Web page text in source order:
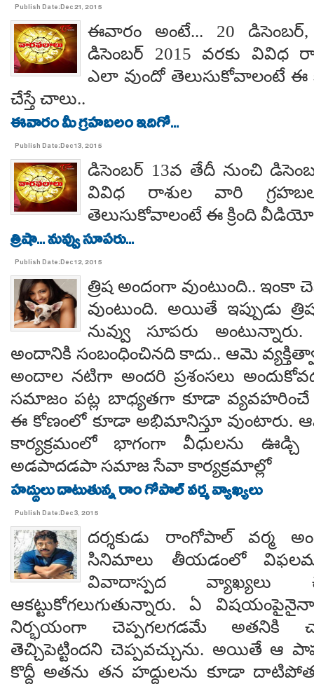
Publish Date:Dec 21, 2015
ఈవారం అంటే... 20 డిసెంబర్,
డిసెంబర్ 2015 వరకు వివిధ
ఎలా వుందో తెలుసుకోవాలంటే ఈ
చేస్తే చాలు..
ఈవారం మీ గ్రహబలం ఇదిగో...
Publish Date:Dec 13, 2015
డిసెంబర్ 13వ తేదీ నుంచి
వివిధ రాశుల వారి
తెలుసుకోవాలంటే ఈ క్రింది వీడియో
త్రిషా... నువ్వు సూపరు...
Publish Date:Dec 12, 2015
త్రిష అందంగా వుంటుంది.. ఇంకా
వుంటుంది. అయితే ఇప్పుడు
నువ్వు సూపరు
అందానికి సంబంధించినది కాదు.. ఆమె
అందాల నటిగా అందరి ప్రశంసలు
సమాజం పట్ల బాధ్యతగా కూడా వ్యవహరించే
ఈ కోణంలో కూడా అభిమానిస్తూ వుంటారు.
కార్యక్రమంలో భాగంగా వీధులను ఊడ్చి
అడపాదడపా సమాజ సేవా కార్యక్రమాల్లో
హద్దులు దాటుతున్న రాం గోపాల్ వర్మ వ్యాఖ్యలు
Publish Date:Dec 3, 2015
దర్శకుడు రాంగోపాల్ వర్మ
సినిమాలు తీయడంలో
వివాదాస్పద వ్యాఖ్యలు
ఆకట్టుకోగలుగుతున్నారు. ఏ
నిర్భయంగా చెప్పగలగడమే అతనికి
తెచ్చిపెట్టిందని చెప్పవచ్చును. అయితే ఆ
కొద్దీ అతను తన హద్దులను కూడా